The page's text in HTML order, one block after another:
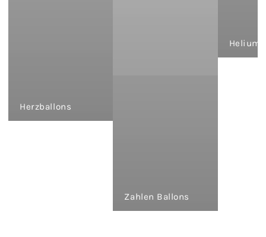
Herzballons
Zahlen Ballons